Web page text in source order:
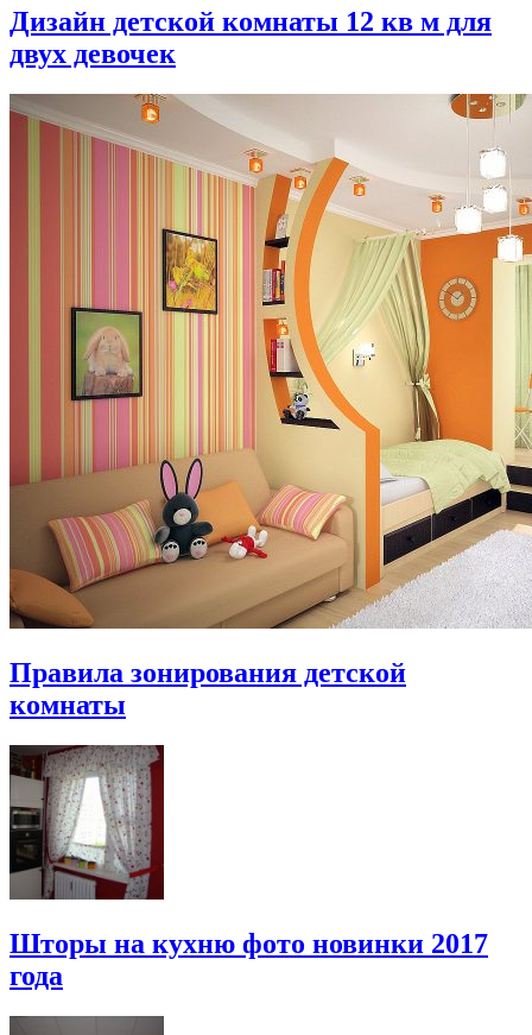
Дизайн детской комнаты 12 кв м для
двух девочек
Правила зонирования детской
комнаты
Шторы на кухню фото новинки 2017
года